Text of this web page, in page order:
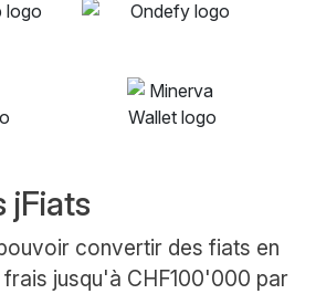
jFiats
convertir des fiats en
frais jusqu'à CHF100'000 par